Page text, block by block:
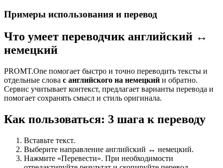
Примеры использования и перевод
Что умеет переводчик английский ↔
немецкий
PROMT.One помогает быстро и точно переводить тексты и
отдельные слова с английского на немецкий и обратно.
Сервис учитывает контекст, предлагает варианты перевода и
помогает сохранять смысл и стиль оригинала.
Как пользоваться: 3 шага к переводу
Вставьте текст.
Выберите направление английский ↔ немецкий.
Нажмите «Перевести». При необходимости